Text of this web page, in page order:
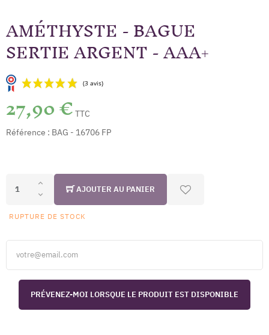
AMÉTHYSTE - BAGUE
SERTIE ARGENT - AAA+
(3 avis)
27,90 € TTC
Référence : BAG - 16706 FP
AJOUTER AU PANIER
RUPTURE DE STOCK
PRÉVENEZ-MOI LORSQUE LE PRODUIT EST DISPONIBLE